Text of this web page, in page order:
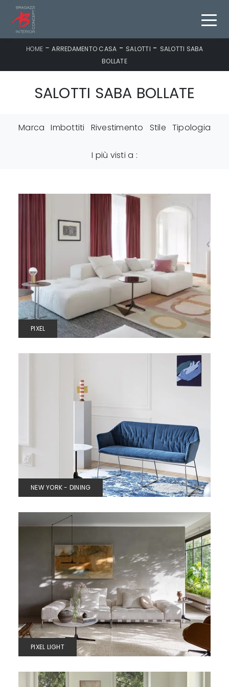
HOME -ARREDAMENTO CASA - SALOTTI - SALOTTI SABA
BOLLATE
SALOTTI SABA BOLLATE
Marca Imbottiti Rivestimento Stile Tipologia
I più visti a :
PIXEL
NEW YORK - DINING
PIXEL LIGHT